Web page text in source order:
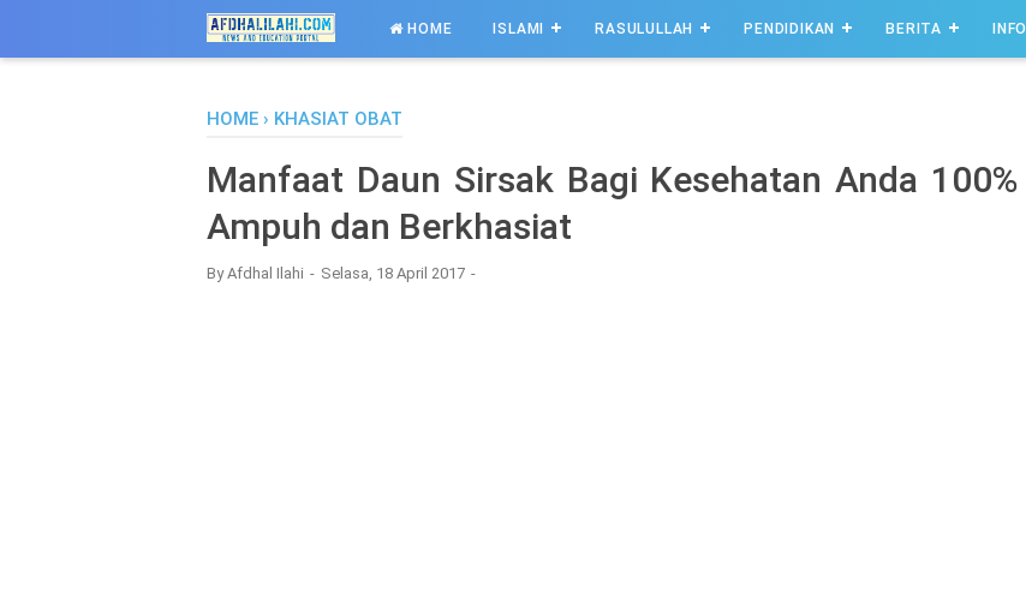
HOME ISLAMI RASULULLAH PENDIDIKAN BERITA INFO
HOME › KHASIAT OBAT
Manfaat Daun Sirsak Bagi Kesehatan Anda 100%
Ampuh dan Berkhasiat
ByAfdhal Ilahi Selasa, 18 April 2017